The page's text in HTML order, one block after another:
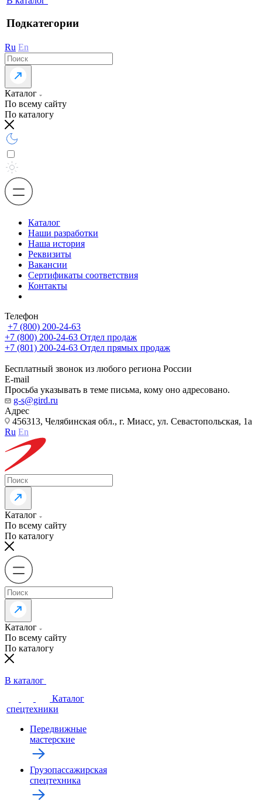
Подкатегории
Ru En
Каталог
По всему сайту
По каталогу
Каталог
Наши разработки
Наша история
Реквизиты
Вакансии
Сертификаты соответствия
Контакты
Телефон
+7 (800) 200-24-63
+7 (800) 200-24-63 Отдел продаж
+7 (801) 200-24-63 Отдел прямых продаж
Бесплатный звонок из любого региона России
E-mail
Просьба указывать в теме письма, кому оно адресовано.
g-s@gird.ru
Адрес
456313, Челябинская обл., г. Миасс, ул. Севастопольская, 1а
Ru En
Каталог
По всему сайту
По каталогу
Каталог
По всему сайту
По каталогу
В каталог
Каталог
спецтехники
Передвижные
мастерские
Грузопассажирская
спецтехника